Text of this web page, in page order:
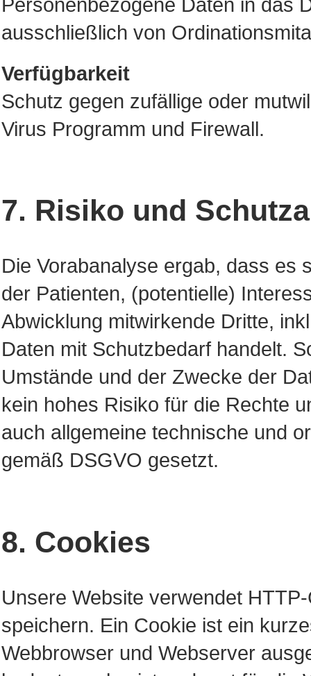
Personenbezogene Daten in das
ausschließlich von
Verfügbarkeit
Schutz gegen zufällige oder
Virus Programm und Firewall.
7. Risiko und
Die Vorabanalyse ergab, dass es
der Patienten, (potentielle)
Abwicklung mitwirkende Dritte,
Daten mit Schutzbedarf handelt.
Umstände und der Zwecke der
kein hohes Risiko für die Rechte
auch allgemeine technische und
gemäß DSGVO gesetzt.
8. Cookies
Unsere Website verwendet
speichern. Ein Cookie ist ein
Webbrowser und Webserver